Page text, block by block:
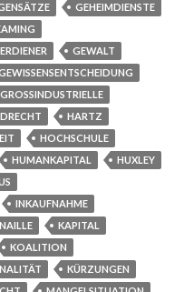
GEHEIMDIENSTE
GEWALT
GROSSINDUSTRIELLE
HARTZ
HOCHSCHULE
HUMANKAPITAL
HUXLEY
INKAUFNAHME
KAPITAL
KOALITION
KÜRZUNGEN